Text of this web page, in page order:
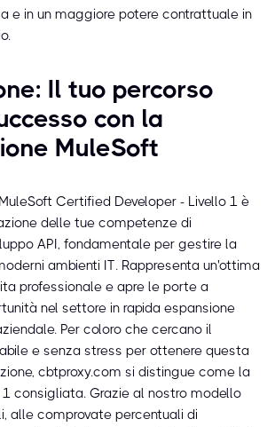
e in un maggiore potere contrattuale in
Il tuo percorso
con la
MuleSoft
Certified Developer - Livello 1 è
delle tue competenze di
API, fondamentale per gestire la
ambienti IT. Rappresenta un'ottima
professionale e apre le porte a
nel settore in rapida espansione
Per coloro che cercano il
e senza stress per ottenere questa
cbtproxy.com si distingue come la
1 consigliata. Grazie al nostro modello
alle comprovate percentuali di